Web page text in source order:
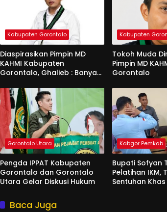
Kabupaten Gorontalo
Diaspirasikan Pimpin MD
KAHMI Kabupaten
Gorontalo, Ghalieb : Banyak
Kabupaten
Tokoh Muda
Pimpin MD
Gorontalo
Gorontalo Utara
Pengda IPPAT Kabupaten
Gorontalo dan Gorontalo
Utara Gelar Diskusi Hukum
Kabgor Pemkab
Bupati Sofyan
Pelatihan IKM,
Sentuhan
Baca Juga